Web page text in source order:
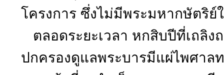
โครงการ ซึ่งไม่มีพระมหากษัตริย์
ตลอดระยะเวลา หกสิบปีที่เถลิ
ปกครองดูแลพระบารมีแผ่ไพศาล